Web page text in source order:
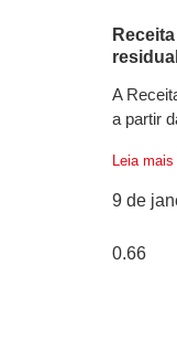
A
a partir
Leia
9 de